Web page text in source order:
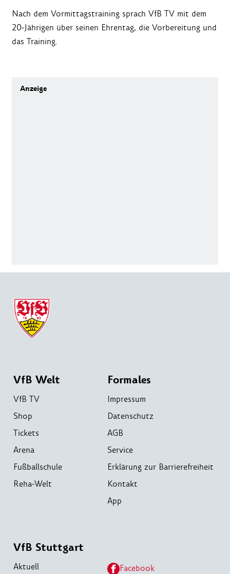
Nach dem Vormittagstraining sprach VfB TV mit dem
20-Jährigen über seinen Ehrentag, die Vorbereitung und
das Training.
VfB Welt
VfB TV
Shop
Tickets
Arena
Fußballschule
Reha-Welt
Formales
Impressum
Datenschutz
AGB
Service
Erklärung zur Barrierefreiheit
Kontakt
App
VfB Stuttgart
Aktuell Facebook